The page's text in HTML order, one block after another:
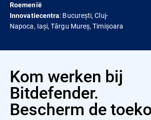
Roemenië
Innovatiecentra: București, Cluj-
Napoca, Iași, Târgu Mureș, Timișoara
Kom werken bij
Bitdefender.
Bescherm de